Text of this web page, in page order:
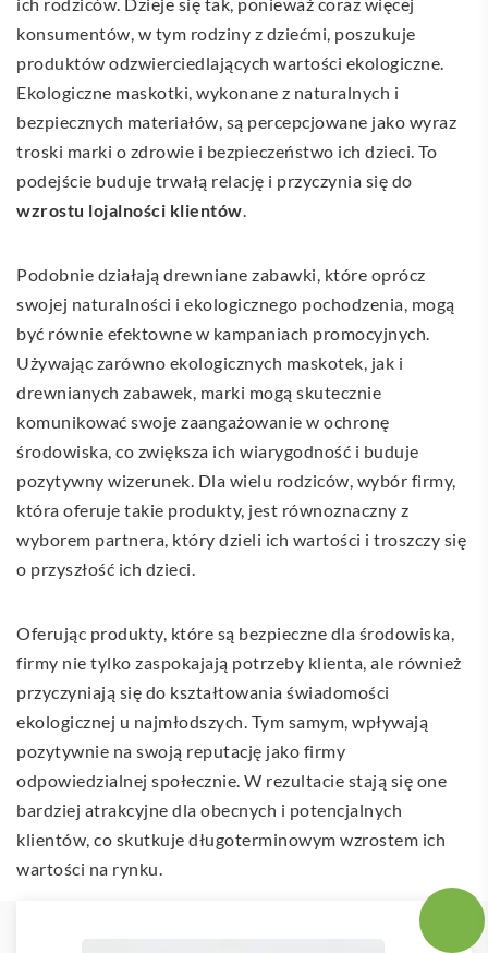
ich rodziców. Dzieje się tak, ponieważ coraz więcej
konsumentów, w tym rodziny z dziećmi, poszukuje
produktów odzwierciedlających wartości ekologiczne.
Ekologiczne maskotki, wykonane z naturalnych i
bezpiecznych materiałów, są percepcjowane jako wyraz
troski marki o zdrowie i bezpieczeństwo ich dzieci. To
podejście buduje trwałą relację i przyczynia się do
wzrostu lojalności klientów.
Podobnie działają drewniane zabawki, które oprócz
swojej naturalności i ekologicznego pochodzenia, mogą
być równie efektowne w kampaniach promocyjnych.
Używając zarówno ekologicznych maskotek, jak i
drewnianych zabawek, marki mogą skutecznie
komunikować swoje zaangażowanie w ochronę
środowiska, co zwiększa ich wiarygodność i buduje
pozytywny wizerunek. Dla wielu rodziców, wybór firmy,
która oferuje takie produkty, jest równoznaczny z
wyborem partnera, który dzieli ich wartości i troszczy się
o przyszłość ich dzieci.
Oferując produkty, które są bezpieczne dla środowiska,
firmy nie tylko zaspokajają potrzeby klienta, ale również
przyczyniają się do kształtowania świadomości
ekologicznej u najmłodszych. Tym samym, wpływają
pozytywnie na swoją reputację jako firmy
odpowiedzialnej społecznie. W rezultacie stają się one
bardziej atrakcyjne dla obecnych i potencjalnych
klientów, co skutkuje długoterminowym wzrostem ich
wartości na rynku.